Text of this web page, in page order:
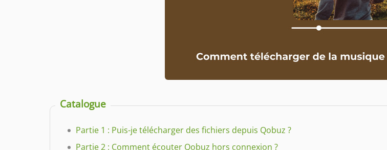
Catalogue
Partie 1 : Puis-je télécharger des fichiers depuis Qobuz ?
Partie 2 : Comment écouter Qobuz hors connexion ?